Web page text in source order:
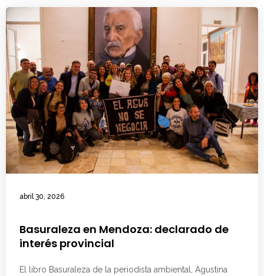
abril 30, 2026
Basuraleza en Mendoza: declarado de
interés provincial
El libro Basuraleza de la periodista ambiental, Agustina